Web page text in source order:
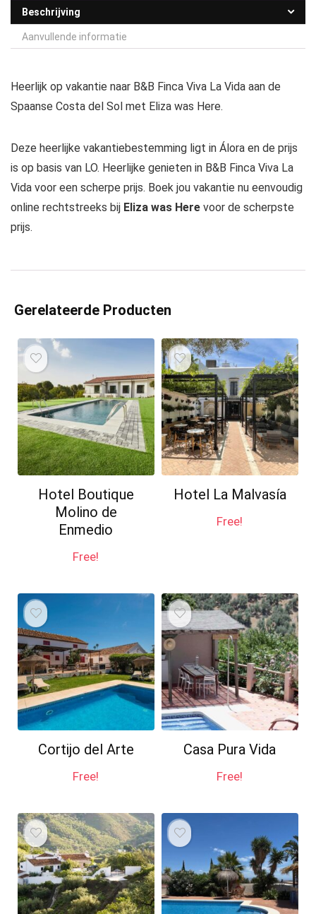
Beschrijving
Aanvullende informatie
Heerlijk op vakantie naar B&B Finca Viva La Vida aan de
Spaanse Costa del Sol met Eliza was Here.
Deze heerlijke vakantiebestemming ligt in Álora en de prijs
is op basis van LO. Heerlijke genieten in B&B Finca Viva La
Vida voor een scherpe prijs. Boek jou vakantie nu eenvoudig
online rechtstreeks bij Eliza was Here voor de scherpste
prijs.
Gerelateerde Producten
Hotel Boutique
Molino de
Enmedio
Free!
Hotel La Malvasía
Free!
Cortijo del Arte
Free!
Casa Pura Vida
Free!